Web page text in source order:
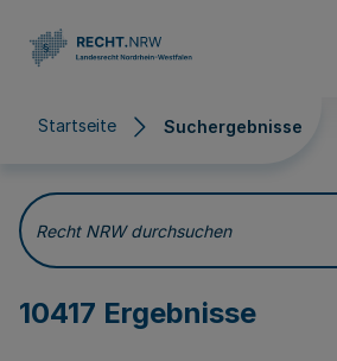
Startseite Suchergebnisse
Suchergebnisse
Recht NRW durchsuchen
10417 Ergebnisse